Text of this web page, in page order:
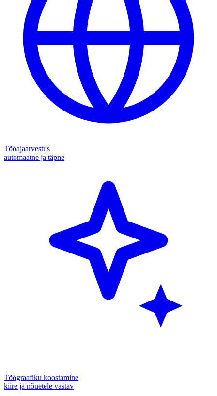
Tööajaarvestus
automaatne ja täpne
Töögraafiku koostamine
kiire ja nõuetele vastav